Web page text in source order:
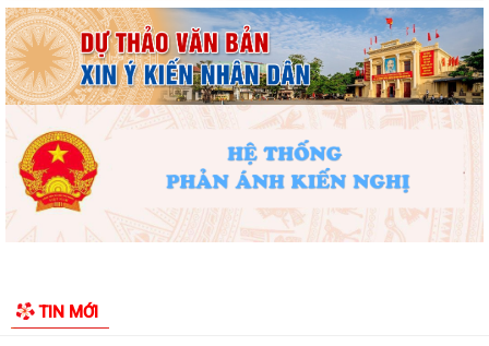
TIN MỚI
Phường Hồng Bàng tổng kết và trao giải Cuộc thi chính luận về bảo vệ
nền tảng tư tưởng của Đảng năm...
PHƯỜNG HỒNG BÀNG NÂNG CAO CHẤT LƯỢNG SINH HOẠT CHI BỘ TỪ
CƠ SỞ
Trường Tiểu học Đinh Tiên Hoàng (phường Hồng Bàng) tăng kiến thức,
kỹ năng phòng chống đuối nước...
Phường Hồng Bàng tập huấn kiến thức về an toàn thực phẩm cho các
cơ sở kinh doanh dịch vụ ăn uống,...
KẾT CÔNG TÁC HỘI 6 THÁNG ĐẦU NĂM 2026